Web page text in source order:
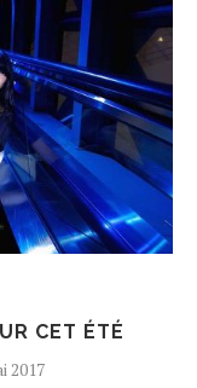
CET ÉTÉ
2017